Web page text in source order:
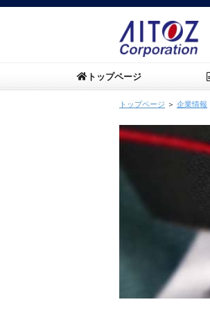
トップページ
トップページ ＞ 企業情報